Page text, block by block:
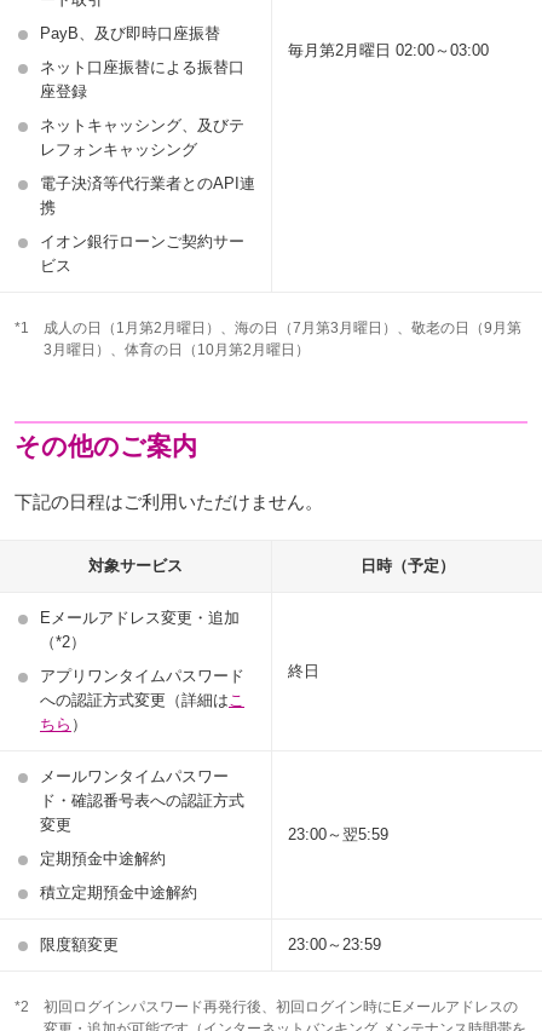
PayB、及び即時口座振替
ネット口座振替による振替口
座登録
ネットキャッシング、及びテ
レフォンキャッシング
電子決済等代行業者とのAPI連
携
イオン銀行ローンご契約サー
ビス
毎月第2月曜日 02:00～03:00
*1
成人の日（1月第2月曜日）、海の日（7月第3月曜日）、敬老の日（9月第
3月曜日）、体育の日（10月第2月曜日）
その他のご案内
下記の日程はご利用いただけません。
対象サービス 日時（予定）
Eメールアドレス変更・追加
（*2）
アプリワンタイムパスワード
への認証方式変更（詳細はこ
ちら ）
終日
メールワンタイムパスワー
ド・確認番号表への認証方式
変更
定期預金中途解約
積立定期預金中途解約
23:00～翌5:59
限度額変更 23:00～23:59
*2
初回ログインパスワード再発行後、初回ログイン時にEメールアドレスの